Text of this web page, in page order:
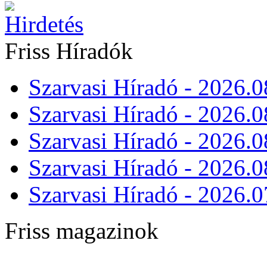
Friss Híradók
Szarvasi Híradó -
Szarvasi Híradó -
Szarvasi Híradó -
Szarvasi Híradó -
Szarvasi Híradó -
Friss magazinok